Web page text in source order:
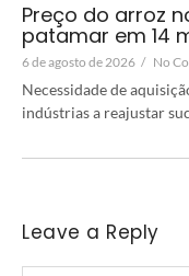
Preço do arroz
patamar em 14
6 de agosto de 2026 / No
Necessidade de
indústrias a reajustar
Leave a Reply